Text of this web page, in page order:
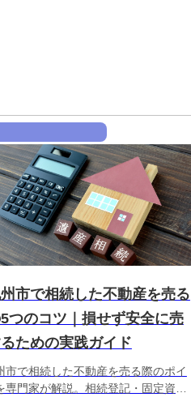
市で相続した不動産を売る
つのコツ｜損せず安全に売
ための実践ガイド
市で相続した不動産を売る際のポイ
専門家が解説。相続登記・固定資産